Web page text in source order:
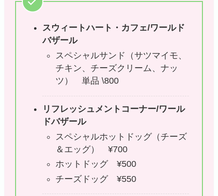
スウィートハート・カフェ/ワールド
バザール
スペシャルサンド（サツマイモ、
チキン、チーズクリーム、ナッ
ツ） 単品 \800
リフレッシュメントコーナー/ワール
ドバザール
スペシャルホットドッグ（チーズ
＆エッグ） ¥700
ホットドッグ ¥500
チーズドッグ ¥550